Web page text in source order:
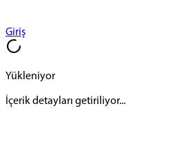
Giriş
Yükleniyor
İçerik detayları getiriliyor...